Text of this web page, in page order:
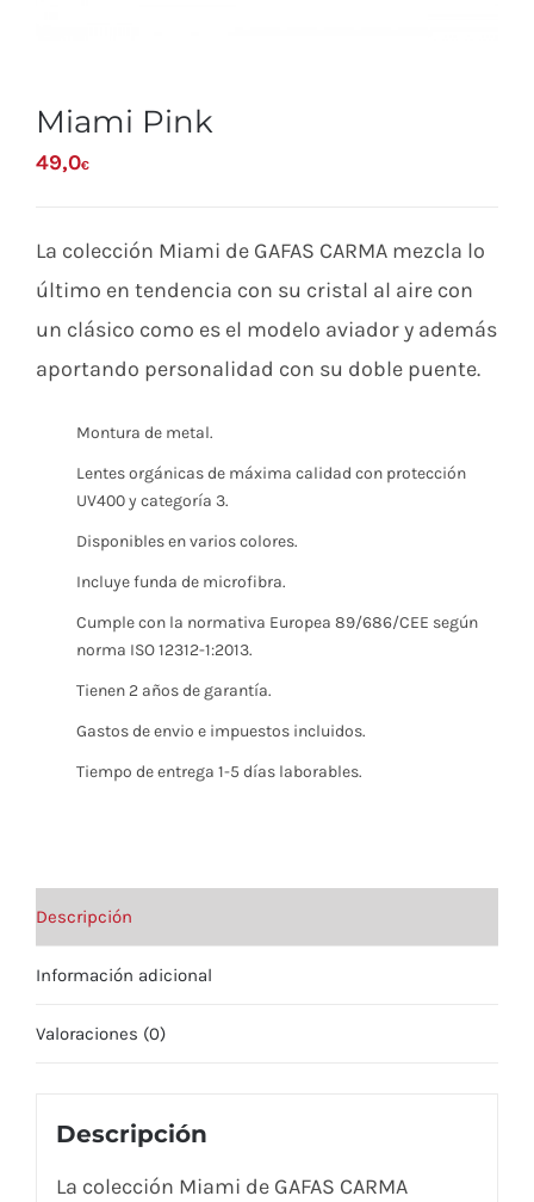
Miami Pink
49,0€
La colección Miami de GAFAS CARMA mezcla lo
último en tendencia con su cristal al aire con
un clásico como es el modelo aviador y además
aportando personalidad con su doble puente.
Montura de metal.
Lentes orgánicas de máxima calidad con protección
UV400 y categoría 3.
Disponibles en varios colores.
Incluye funda de microfibra.
Cumple con la normativa Europea 89/686/CEE según
norma ISO 12312-1:2013.
Tienen 2 años de garantía.
Gastos de envio e impuestos incluidos.
Tiempo de entrega 1-5 días laborables.
Descripción
Información adicional
Valoraciones (0)
Descripción
La colección Miami de GAFAS CARMA